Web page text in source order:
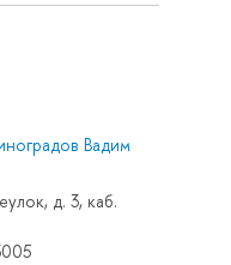
Вадим
д. 3, каб.